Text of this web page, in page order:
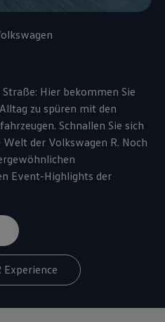
Hier bekommen Sie
zu spüren mit den
Schnallen Sie sich
Welt der Volkswagen R. Noch
Event-Highlights der
Experience